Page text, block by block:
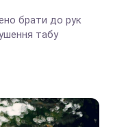
брати до рук
табу